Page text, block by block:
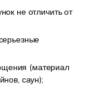
не отличить от
(материал
саун);